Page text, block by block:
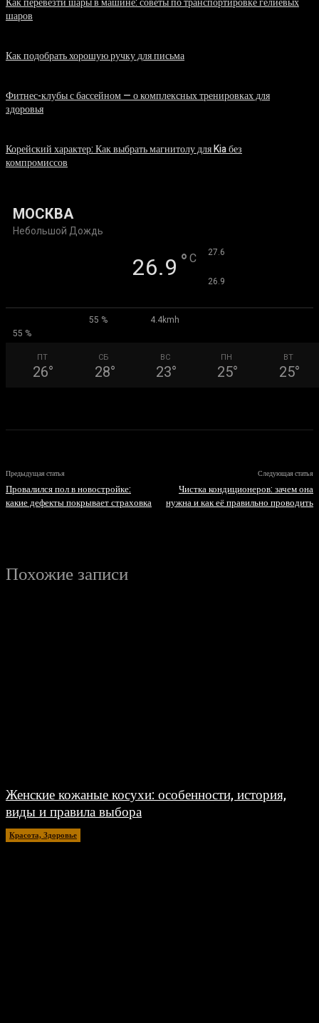
шаров
Как подобрать хорошую ручку для письма
Фитнес-клубы с бассейном — о комплексных тренировках для
здоровья
Корейский характер: Как выбрать магнитолу для Kia без
компромиссов
МОСКВА
Небольшой Дождь
26.9 ° C 27.6
26.9
55 %
4.4kmh
55 %
ПТ
26°
СБ
28°
ВС
23°
ПН
25°
ВТ
25°
Предыдущая статья
Провалился пол в новостройке:
какие дефекты покрывает страховка
Следующая статья
Чистка кондиционеров: зачем она
нужна и как её правильно проводить
Похожие записи
Женские кожаные косухи: особенности, история,
виды и правила выбора
Красота, Здоровье